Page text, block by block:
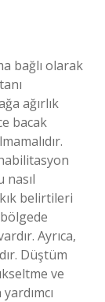
bağlı olarak
ağırlık
bacak
belirtileri
Ayrıca,
Düştüm
ve